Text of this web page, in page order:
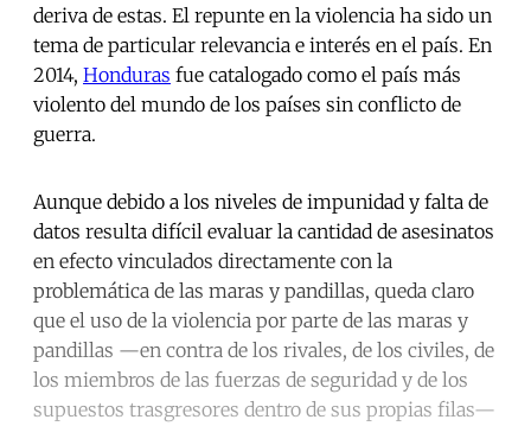
deriva de estas. El repunte en la violencia ha sido un
tema de particular relevancia e interés en el país. En
2014, Honduras fue catalogado como el país más
violento del mundo de los países sin conflicto de
guerra.
Aunque debido a los niveles de impunidad y falta de
datos resulta difícil evaluar la cantidad de asesinatos
en efecto vinculados directamente con la
problemática de las maras y pandillas, queda claro
que el uso de la violencia por parte de las maras y
pandillas —en contra de los rivales, de los civiles, de
los miembros de las fuerzas de seguridad y de los
supuestos trasgresores dentro de sus propias filas—